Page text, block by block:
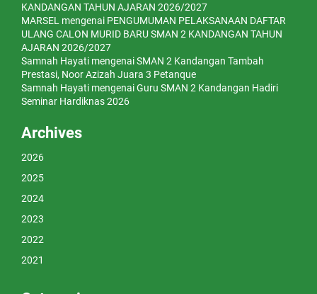
KANDANGAN TAHUN AJARAN 2026/2027
MARSEL mengenai PENGUMUMAN PELAKSANAAN DAFTAR
ULANG CALON MURID BARU SMAN 2 KANDANGAN TAHUN
AJARAN 2026/2027
Samnah Hayati mengenaiSMAN 2 Kandangan Tambah
Prestasi, Noor Azizah Juara 3 Petanque
Samnah Hayati mengenaiGuru SMAN 2 Kandangan Hadiri
Seminar Hardiknas 2026
Archives
2026
2025
2024
2023
2022
2021